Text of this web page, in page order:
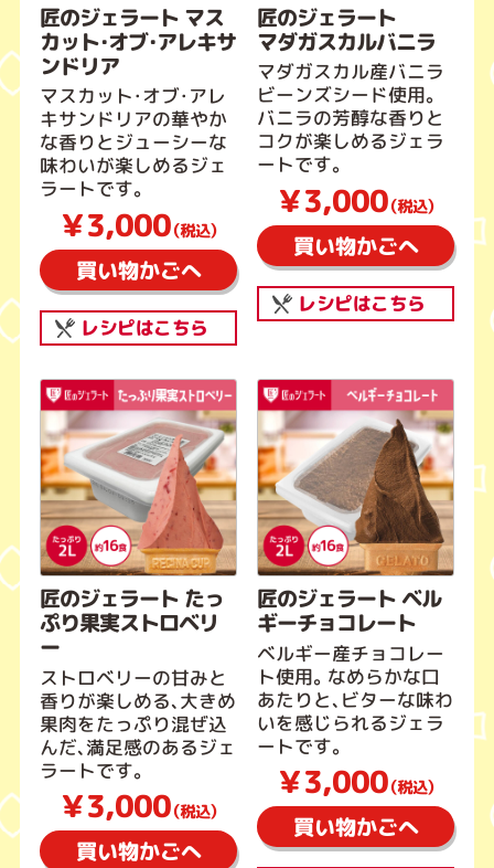
匠のジェラート マス
カット・オブ・アレキサ
ンドリア
マスカット・オブ・アレ
キサンドリアの華やか
な香りとジューシーな
味わいが楽しめるジェ
ラートです。
￥3,000（税込）
買い物かごへ
レシピはこちら
匠のジェラート
マダガスカルバニラ
マダガスカル産バニラ
ビーンズシード使用。
バニラの芳醇な香りと
コクが楽しめるジェラ
ートです。
￥3,000（税込）
買い物かごへ
レシピはこちら
匠のジェラート たっ
ぷり果実ストロベリ
ー
ストロベリーの甘みと
香りが楽しめる、大きめ
果肉をたっぷり混ぜ込
んだ、満足感のあるジェ
ラートです。
￥3,000（税込）
買い物かごへ
匠のジェラート ベル
ギーチョコレート
ベルギー産チョコレー
ト使用。なめらかな口
あたりと、ビターな味わ
いを感じられるジェラ
ートです。
￥3,000（税込）
買い物かごへ